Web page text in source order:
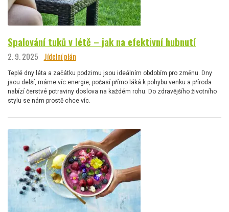
Spalování tuků v létě – jak na efektivní hubnutí
2. 9. 2025 Jídelní plán
Teplé dny léta a začátku podzimu jsou ideálním obdobím pro změnu. Dny
jsou delší, máme víc energie, počasí přímo láká k pohybu venku a příroda
nabízí čerstvé potraviny doslova na každém rohu. Do zdravějšího životního
stylu se nám prostě chce víc.